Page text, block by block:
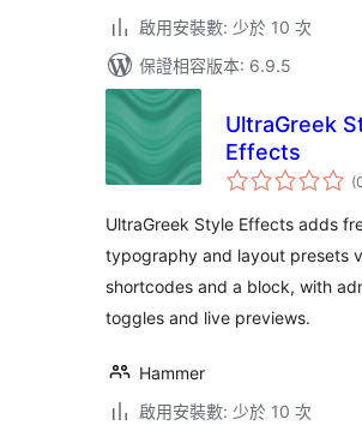
啟用安裝數: 少於 10 次
保證相容版本: 6.9.5
UltraGreek
Effects
UltraGreek Style Effects adds
typography and layout presets
shortcodes and a block, with
toggles and live previews.
Hammer
啟用安裝數: 少於 10 次